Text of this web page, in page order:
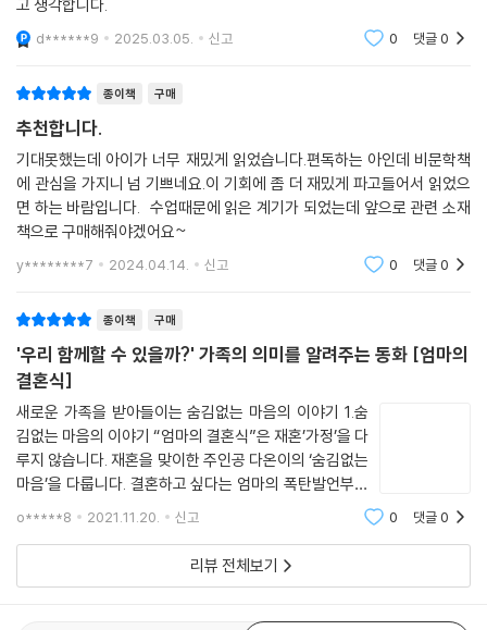
고 생각합니다.
d******9 2025.03.05. 신고 0 댓글0
종이책 구매
추천합니다.
기대못했는데 아이가 너무 재밌게 읽었습니다.편독하는 아인데 비문학책
에 관심을 가지니 넘 기쁘네요.이 기회에 좀 더 재밌게 파고들어서 읽었으
면 하는 바람입니다. 수업때문에 읽은 계기가 되었는데 앞으로 관련 소재
책으로 구매해줘야겠어요~
y********7 2024.04.14. 신고 0 댓글0
종이책 구매
'우리 함께할 수 있을까?' 가족의 의미를 알려주는 동화 [엄마의
결혼식]
새로운 가족을 받아들이는 숨김없는 마음의 이야기 1.숨
김없는 마음의 이야기 “엄마의 결혼식”은 재혼’가정’을 다
루지 않습니다. 재혼을 맞이한 주인공 다온이의 ‘숨김없는
마음’을 다룹니다. 결혼하고 싶다는 엄마의 폭탄발언부터
새로운 가족을 맞기까지 다온이의 마음을 엿볼 수 있습니
o*****8 2021.11.20. 신고 0 댓글0
리뷰 전체보기